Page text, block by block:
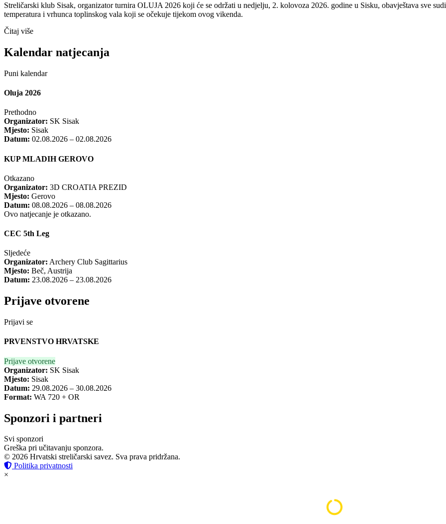
Streličarski klub Sisak, organizator turnira OLUJA 2026 koji će se održati u nedjelju, 2. kolovoza 2026. godine u Sisku, obavještava sve
temperatura i vrhunca toplinskog vala koji se očekuje tijekom ovog vikenda.
Čitaj više
Kalendar natjecanja
Puni kalendar
Oluja 2026
Prethodno
Organizator: SK Sisak
Mjesto: Sisak
Datum: 02.08.2026 – 02.08.2026
KUP MLADIH GEROVO
Otkazano
Organizator: 3D CROATIA PREZID
Mjesto: Gerovo
Datum: 08.08.2026 – 08.08.2026
Ovo natjecanje je otkazano.
CEC 5th Leg
Sljedeće
Organizator: Archery Club Sagittarius
Mjesto: Beč, Austrija
Datum: 23.08.2026 – 23.08.2026
Prijave otvorene
Prijavi se
PRVENSTVO HRVATSKE
Prijave otvorene
Organizator: SK Sisak
Mjesto: Sisak
Datum: 29.08.2026 – 30.08.2026
Format: WA 720 + OR
Sponzori i partneri
Svi sponzori
Greška pri učitavanju sponzora.
© 2026 Hrvatski streličarski savez. Sva prava pridržana.
Politika privatnosti
×